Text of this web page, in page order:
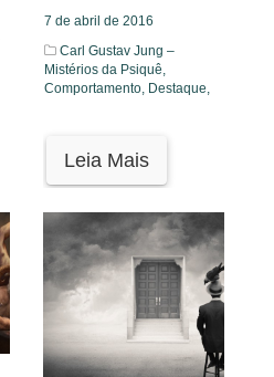
7 de abril de 2016
Carl Gustav Jung –
Mistérios da Psiquê,
Comportamento, Destaque,
Leia Mais